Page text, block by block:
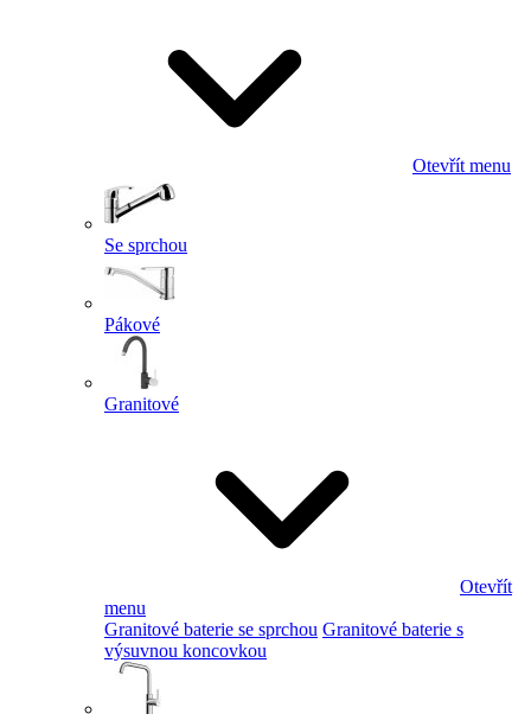
Otevřít menu
Se sprchou
Pákové
Granitové
Otevřít
menu
Granitové baterie se sprchou Granitové baterie s
výsuvnou koncovkou